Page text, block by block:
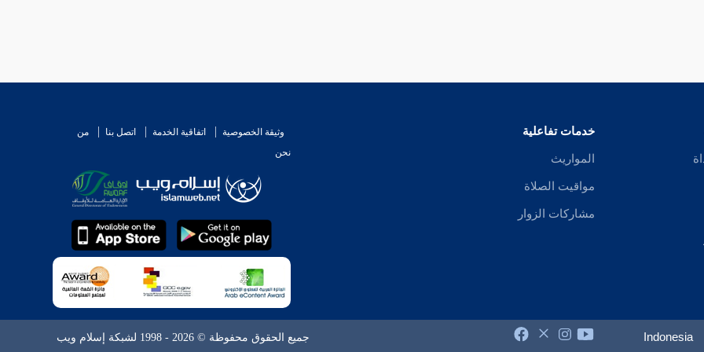
خدمات تفاعلية
المواريث
مواقيت الصلاة
مشاركات الزوار
وثيقة الخصوصية اتفاقية الخدمة اتصل بنا
من
نحن
Indonesia جميع الحقوق محفوظة © 2026 - 1998 لشبكة إسلام ويب